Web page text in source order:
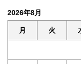
2026年8月
月 火